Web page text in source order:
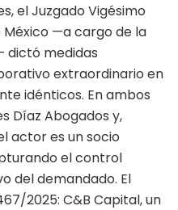
el Juzgado Vigésimo
México —a cargo de la
dictó medidas
extraordinario en
idénticos. En ambos
Díaz Abogados y,
actor es un socio
el control
del demandado. El
2025: C&B Capital, un